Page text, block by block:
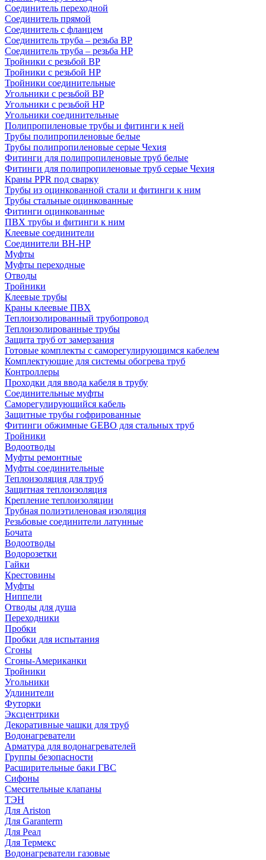
Соединитель переходной
Соединитель прямой
Соединитель с фланцем
Соединитель труба – резьба ВР
Соединитель труба – резьба НР
Тройники с резьбой ВР
Тройники с резьбой НР
Тройники соединительные
Угольники с резьбой ВР
Угольники с резьбой НР
Угольники соединительные
Полипропиленовые трубы и фитинги к ней
Трубы полипропиленовые белые
Трубы полипропиленовые серые Чехия
Фитинги для полипропиленовые труб белые
Фитинги для полипропиленовые труб серые Чехия
Краны PPR под сварку
Трубы из оцинкованной стали и фитинги к ним
Трубы стальные оцинкованные
Фитинги оцинкованные
ПВХ трубы и фитинги к ним
Клеевые соединители
Соединители ВН-НР
Муфты
Муфты переходные
Отводы
Тройники
Клеевые трубы
Краны клеевые ПВХ
Теплоизолированный трубопровод
Теплоизолированные трубы
Защита труб от замерзания
Готовые комплекты с саморегулирующимся кабелем
Комплектующие для системы обогрева труб
Контроллеры
Проходки для ввода кабеля в трубу
Соединительные муфты
Саморегулирующийся кабель
Защитные трубы гофрированные
Фитинги обжимные GEBO для стальных труб
Тройники
Водоотводы
Муфты ремонтные
Муфты соединительные
Теплоизоляция для труб
Защитная теплоизоляция
Крепление теплоизоляции
Трубная полиэтиленовая изоляция
Резьбовые соединители латунные
Бочата
Водоотводы
Водорозетки
Гайки
Крестовины
Муфты
Ниппели
Отводы для душа
Переходники
Пробки
Пробки для испытания
Сгоны
Сгоны-Американки
Тройники
Угольники
Удлинители
Футорки
Эксцентрики
Декоративные чашки для труб
Водонагреватели
Арматура для водонагревателей
Группы безопасности
Расширительные баки ГВС
Сифоны
Смесительные клапаны
ТЭН
Для Ariston
Для Garanterm
Для Реал
Для Термекс
Водонагреватели газовые